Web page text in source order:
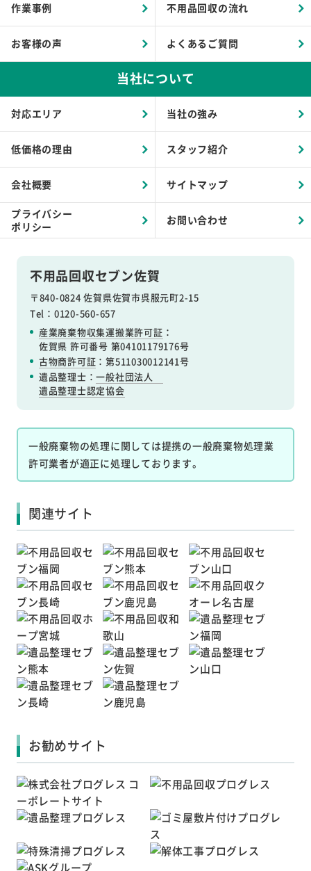
不用品回収セブン佐賀
〒840-0824 佐賀県佐賀市呉服元町2-15
Tel：0120-560-657
産業廃棄物収集運搬業許可証 ：
佐賀県 許可番号 第04101179176号
古物商許可証 ：第511030012141号
遺品整理士：一般社団法人
遺品整理士認定協会
作業事例 不用品回収の流れ
お客様の声 よくあるご質問
当社について
対応エリア 当社の強み
低価格の理由 スタッフ紹介
会社概要 サイトマップ
プライバシー
ポリシー
お問い合わせ
一般廃棄物の処理に関しては提携の一般廃棄物処理業
許可業者が適正に処理しております。
関連サイト
お勧めサイト